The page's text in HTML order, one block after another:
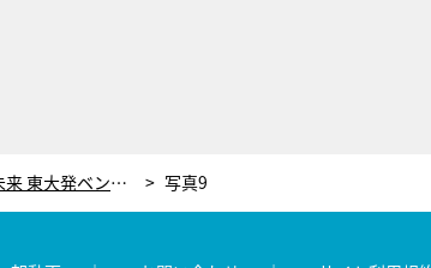
“水道からの自由”がもたらす未来 東大発ベンチャーのCEOがしかける“新たなインフラ” 写真9